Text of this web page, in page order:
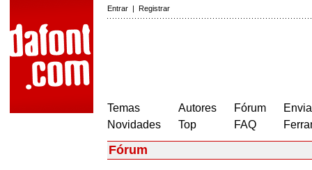
Entrar | Registrar
Temas
Novidades
Autores
Top
Fórum
FAQ
Fórum